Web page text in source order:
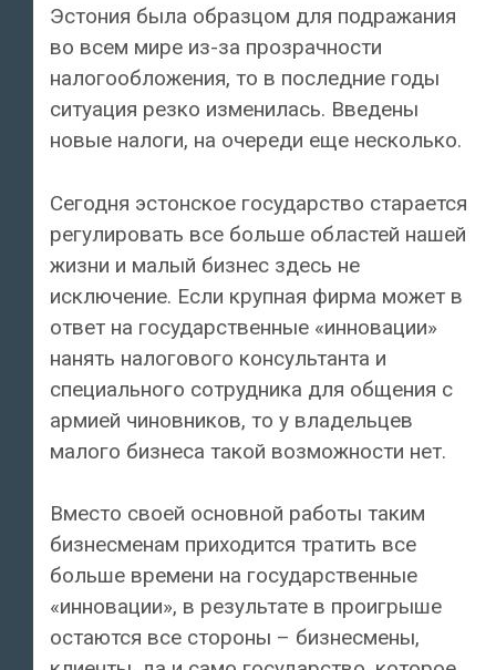
Эстония была образцом для подражания
во всем мире из-за прозрачности
налогообложения, то в последние годы
ситуация резко изменилась. Введены
новые налоги, на очереди еще несколько.
Сегодня эстонское государство старается
регулировать все больше областей нашей
жизни и малый бизнес здесь не
исключение. Если крупная фирма может в
ответ на государственные «инновации»
нанять налогового консультанта и
специального сотрудника для общения с
армией чиновников, то у владельцев
малого бизнеса такой возможности нет.
Вместо своей основной работы таким
бизнесменам приходится тратить все
больше времени на государственные
«инновации», в результате в проигрыше
остаются все стороны – бизнесмены,